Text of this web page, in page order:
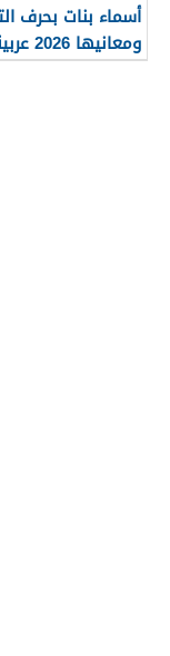
أسماء بنات بحرف
جميلة وجذابة